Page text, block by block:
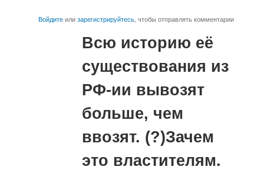
Войдитеилизарегистрируйтесь, чтобы отправлять комментарии
Всю историю её
существования из
РФ-ии вывозят
больше, чем
ввозят. (?)Зачем
это властителям.